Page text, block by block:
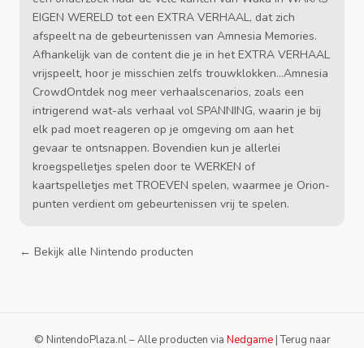
EIGEN WERELD tot een EXTRA VERHAAL, dat zich
afspeelt na de gebeurtenissen van Amnesia Memories.
Afhankelijk van de content die je in het EXTRA VERHAAL
vrijspeelt, hoor je misschien zelfs trouwklokken...Amnesia
CrowdOntdek nog meer verhaalscenarios, zoals een
intrigerend wat-als verhaal vol SPANNING, waarin je bij
elk pad moet reageren op je omgeving om aan het
gevaar te ontsnappen. Bovendien kun je allerlei
kroegspelletjes spelen door te WERKEN of
kaartspelletjes met TROEVEN spelen, waarmee je Orion-
punten verdient om gebeurtenissen vrij te spelen.
← Bekijk alle Nintendo producten
© NintendoPlaza.nl – Alle producten via Nedgame|Terug naar